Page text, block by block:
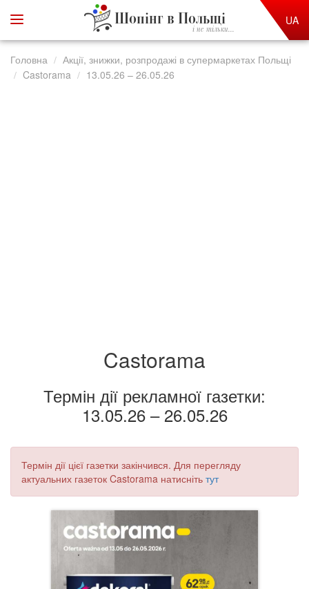
Шопінг в Польщі
і не тільки...
UA
Головна
Акції, знижки, розпродажі в супермаркетах Польщі
Castorama
13.05.26 – 26.05.26
Castorama
Термін дії рекламної газетки:
13.05.26 – 26.05.26
Термін дії цієї газетки закінчився. Для перегляду
актуальних газеток Castorama натисніть тут